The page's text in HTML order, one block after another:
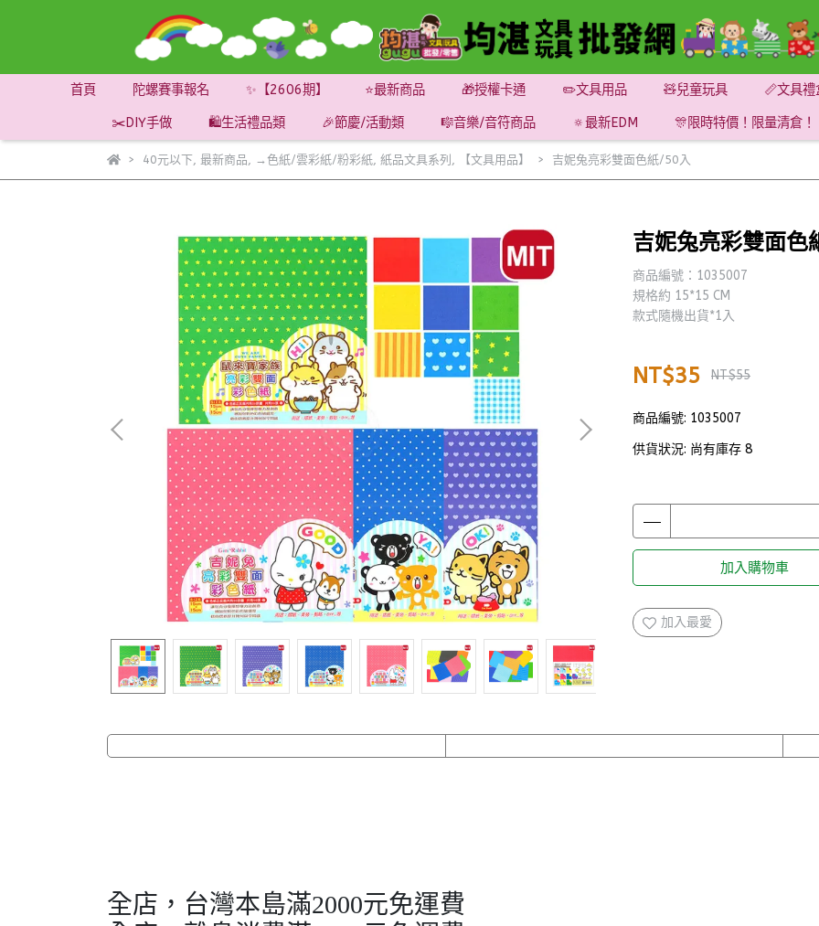
首頁 陀螺賽事報名 ✨【2606期】 ⭐最新商品 🎁授權卡通 ✏️文具用品 🧸兒童玩具 📏文具禮
✂️DIY手做 🛍️生活禮品類 🎉節慶/活動類 🎼音樂/音符商品 🔅最新EDM 🎊限時特價！限量清倉！
40元以下, 最新商品, →色紙/雲彩紙/粉彩紙, 紙品文具系列 , 【文具用品】 吉妮兔亮彩雙面色紙/50入
吉妮兔亮彩雙面色
商品編號：1035007
規格約 15*15 CM
款式隨機出貨*1入
NT$35 NT$55
商品編號: 1035007
供貨狀況: 尚有庫存 8
加入購物車
加入最愛
全店，台灣本島滿2000元免運費